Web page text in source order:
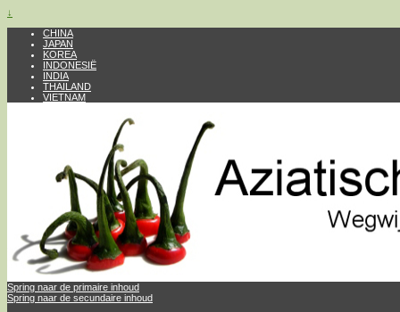
↓
CHINA
JAPAN
KOREA
INDONESIË
INDIA
THAILAND
VIETNAM
Spring naar de primaire inhoud
Spring naar de secundaire inhoud